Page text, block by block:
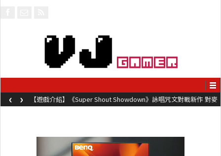
【遊戲介紹】《Super Shout Showdown》詠唱咒文對戰新作 對麥
克風唸咒可自訂咒文越長越強
‹ ›